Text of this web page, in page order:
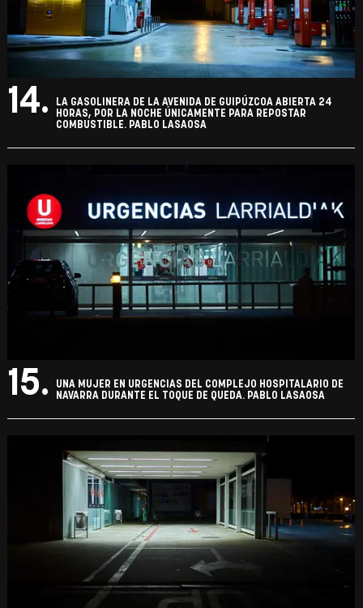
14.
LA GASOLINERA DE LA AVENIDA DE GUIPÚZCOA ABIERTA 24
HORAS, POR LA NOCHE ÚNICAMENTE PARA REPOSTAR
COMBUSTIBLE. PABLO LASAOSA
15.
UNA MUJER EN URGENCIAS DEL COMPLEJO HOSPITALARIO DE
NAVARRA DURANTE EL TOQUE DE QUEDA. PABLO LASAOSA